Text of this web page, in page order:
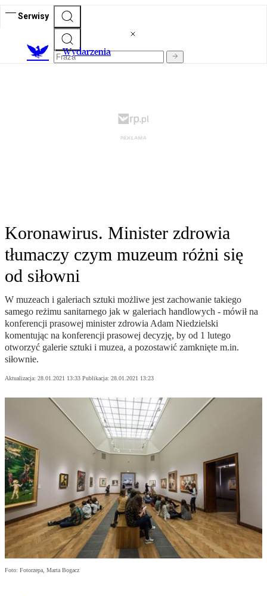
Serwisy
Wydarzenia
Koronawirus. Minister zdrowia
tłumaczy czym muzeum różni się
od siłowni
W muzeach i galeriach sztuki możliwe jest zachowanie takiego
samego reżimu sanitarnego jak w galeriach handlowych - mówił na
konferencji prasowej minister zdrowia Adam Niedzielski
komentując na konferencji prasowej decyzję, by od 1 lutego
otworzyć galerie sztuki i muzea, a pozostawić zamknięte m.in.
siłownie.
Aktualizacja: 28.01.2021 13:33 Publikacja: 28.01.2021 13:23
Foto: Fotorzepa, Marta Bogacz